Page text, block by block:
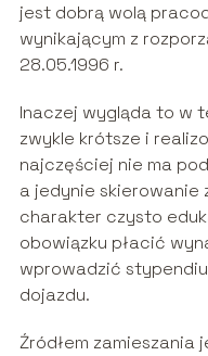
jest dobrą wolą
wynikającym z
28.05.1996 r.
Inaczej wygląda to w
zwykle krótsze i
najczęściej nie ma
a jedynie skierowanie
charakter czysto
obowiązku płacić
wprowadzić
dojazdu.
Źródłem zamieszania